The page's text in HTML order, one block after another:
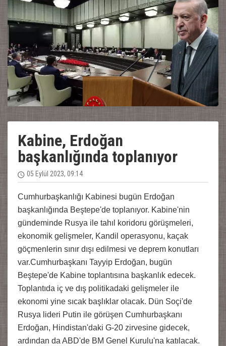
Kabine, Erdoğan
başkanlığında toplanıyor
05 Eylül 2023, 09:14
Cumhurbaşkanlığı Kabinesi bugün Erdoğan
başkanlığında Beştepe'de toplanıyor. Kabine'nin
gündeminde Rusya ile tahıl koridoru görüşmeleri,
ekonomik gelişmeler, Kandil operasyonu, kaçak
göçmenlerin sınır dışı edilmesi ve deprem konutları
var.Cumhurbaşkanı Tayyip Erdoğan, bugün
Beştepe'de Kabine toplantısına başkanlık edecek.
Toplantıda iç ve dış politikadaki gelişmeler ile
ekonomi yine sıcak başlıklar olacak. Dün Soçi'de
Rusya lideri Putin ile görüşen Cumhurbaşkanı
Erdoğan, Hindistan'daki G-20 zirvesine gidecek,
ardından da ABD'de BM Genel Kurulu'na katılacak.